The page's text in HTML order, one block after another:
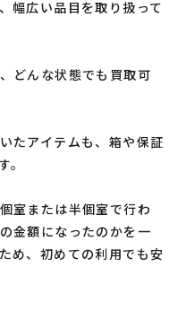
幅広い品目を取り扱って
どんな状態でも買取可
たアイテムも、箱や保証
室または半個室で行わ
金額になったのかを一
め、初めての利用でも安